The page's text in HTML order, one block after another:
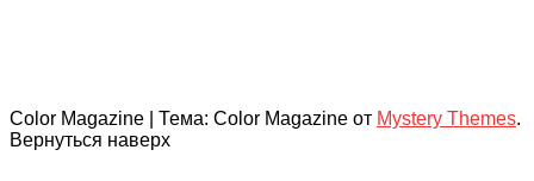
Color Magazine Тема: Color Magazine от Mystery Themes.
Вернуться наверх